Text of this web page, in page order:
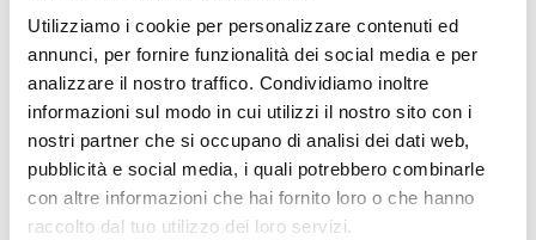
Utilizziamo i cookie per personalizzare contenuti ed
annunci, per fornire funzionalità dei social media e per
analizzare il nostro traffico. Condividiamo inoltre
informazioni sul modo in cui utilizzi il nostro sito con i
nostri partner che si occupano di analisi dei dati web,
pubblicità e social media, i quali potrebbero combinarle
con altre informazioni che hai fornito loro o che hanno
raccolto dal tuo utilizzo dei loro servizi.
FLEXI-HEX®